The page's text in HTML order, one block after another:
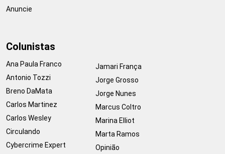
Anuncie
Colunistas
Ana Paula Franco
Antonio Tozzi
Breno DaMata
Carlos Martinez
Carlos Wesley
Circulando
Cybercrime Expert
Jamari França
Jorge Grosso
Jorge Nunes
Marcus Coltro
Marina Elliot
Marta Ramos
Opinião